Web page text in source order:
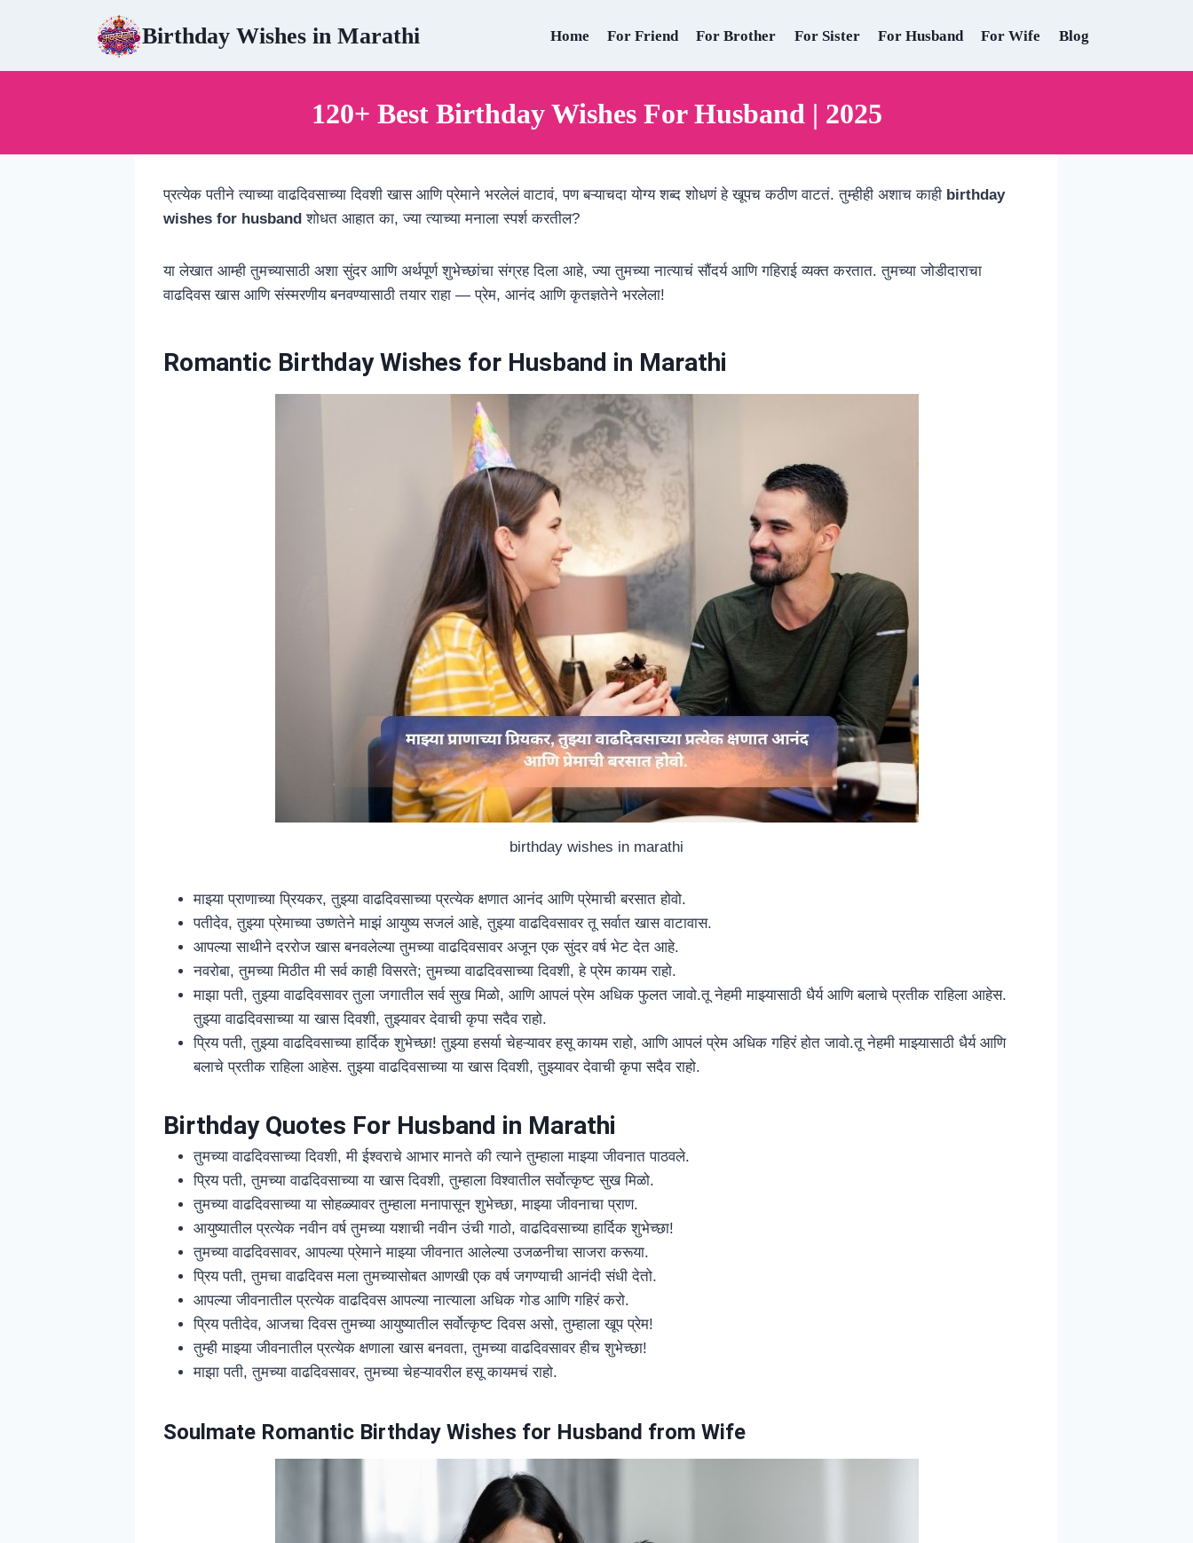
Birthday Wishes in Marathi Home For Friend For Brother For Sister For Husband For Wife Blog
120+ Best Birthday Wishes For Husband | 2025
प्रत्येक पतीने त्याच्या वाढदिवसाच्या दिवशी खास आणि प्रेमाने भरलेलं वाटावं, पण बऱ्याचदा योग्य शब्द शोधणं हे खूपच कठीण वाटतं. तुम्हीही अशाच काही birthday
wishes for husband शोधत आहात का, ज्या त्याच्या मनाला स्पर्श करतील?
या लेखात आम्ही तुमच्यासाठी अशा सुंदर आणि अर्थपूर्ण शुभेच्छांचा संग्रह दिला आहे, ज्या तुमच्या नात्याचं सौंदर्य आणि गहिराई व्यक्त करतात. तुमच्या जोडीदाराचा
वाढदिवस खास आणि संस्मरणीय बनवण्यासाठी तयार राहा — प्रेम, आनंद आणि कृतज्ञतेने भरलेला!
Romantic Birthday Wishes for Husband in Marathi
birthday wishes in marathi
माझ्या प्राणाच्या प्रियकर, तुझ्या वाढदिवसाच्या प्रत्येक क्षणात आनंद आणि प्रेमाची बरसात होवो.
पतीदेव, तुझ्या प्रेमाच्या उष्णतेने माझं आयुष्य सजलं आहे, तुझ्या वाढदिवसावर तू सर्वात खास वाटावास.
आपल्या साथीने दररोज खास बनवलेल्या तुमच्या वाढदिवसावर अजून एक सुंदर वर्ष भेट देत आहे.
नवरोबा, तुमच्या मिठीत मी सर्व काही विसरते; तुमच्या वाढदिवसाच्या दिवशी, हे प्रेम कायम राहो.
माझा पती, तुझ्या वाढदिवसावर तुला जगातील सर्व सुख मिळो, आणि आपलं प्रेम अधिक फुलत जावो.तू नेहमी माझ्यासाठी धैर्य आणि बलाचे प्रतीक राहिला आहेस.
तुझ्या वाढदिवसाच्या या खास दिवशी, तुझ्यावर देवाची कृपा सदैव राहो.
प्रिय पती, तुझ्या वाढदिवसाच्या हार्दिक शुभेच्छा! तुझ्या हसर्या चेहऱ्यावर हसू कायम राहो, आणि आपलं प्रेम अधिक गहिरं होत जावो.तू नेहमी माझ्यासाठी धैर्य आणि
बलाचे प्रतीक राहिला आहेस. तुझ्या वाढदिवसाच्या या खास दिवशी, तुझ्यावर देवाची कृपा सदैव राहो.
Birthday Quotes For Husband in Marathi
तुमच्या वाढदिवसाच्या दिवशी, मी ईश्वराचे आभार मानते की त्याने तुम्हाला माझ्या जीवनात पाठवले.
प्रिय पती, तुमच्या वाढदिवसाच्या या खास दिवशी, तुम्हाला विश्वातील सर्वोत्कृष्ट सुख मिळो.
तुमच्या वाढदिवसाच्या या सोहळ्यावर तुम्हाला मनापासून शुभेच्छा, माझ्या जीवनाचा प्राण.
आयुष्यातील प्रत्येक नवीन वर्ष तुमच्या यशाची नवीन उंची गाठो, वाढदिवसाच्या हार्दिक शुभेच्छा!
तुमच्या वाढदिवसावर, आपल्या प्रेमाने माझ्या जीवनात आलेल्या उजळनीचा साजरा करूया.
प्रिय पती, तुमचा वाढदिवस मला तुमच्यासोबत आणखी एक वर्ष जगण्याची आनंदी संधी देतो.
आपल्या जीवनातील प्रत्येक वाढदिवस आपल्या नात्याला अधिक गोड आणि गहिरं करो.
प्रिय पतीदेव, आजचा दिवस तुमच्या आयुष्यातील सर्वोत्कृष्ट दिवस असो, तुम्हाला खूप प्रेम!
तुम्ही माझ्या जीवनातील प्रत्येक क्षणाला खास बनवता, तुमच्या वाढदिवसावर हीच शुभेच्छा!
माझा पती, तुमच्या वाढदिवसावर, तुमच्या चेहऱ्यावरील हसू कायमचं राहो.
Soulmate Romantic Birthday Wishes for Husband from Wife